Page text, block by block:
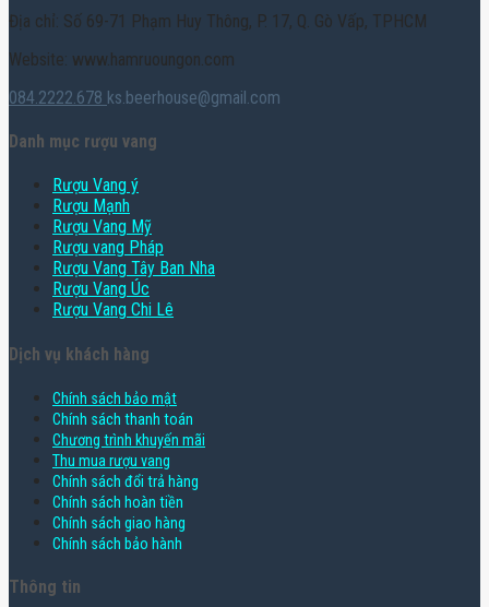
Địa chỉ: Số 69-71 Phạm Huy Thông, P. 17, Q. Gò Vấp, TPHCM
Website: www.hamruoungon.com
084.2222.678 ks.beerhouse@gmail.com
Danh mục rượu vang
Rượu Vang ý
Rượu Mạnh
Rượu Vang Mỹ
Rượu vang Pháp
Rượu Vang Tây Ban Nha
Rượu Vang Úc
Rượu Vang Chi Lê
Dịch vụ khách hàng
Chính sách bảo mật
Chính sách thanh toán
Chương trình khuyến mãi
Thu mua rượu vang
Chính sách đổi trả hàng
Chính sách hoàn tiền
Chính sách giao hàng
Chính sách bảo hành
Thông tin